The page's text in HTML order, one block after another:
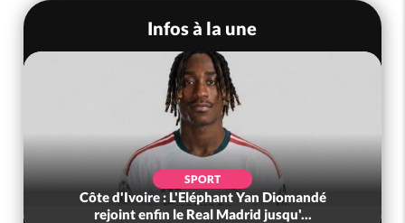
Infos à la une
SPORT
Côte d'Ivoire : L'Eléphant Yan Diomandé
rejoint enfin le Real Madrid jusqu'...